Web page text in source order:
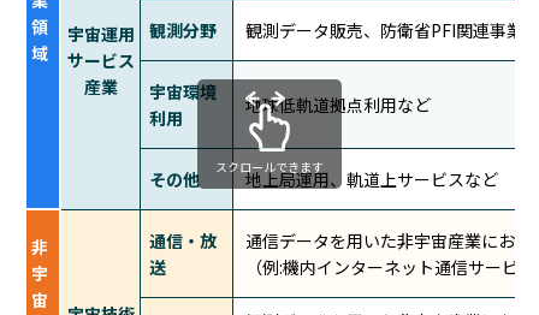
領
域
宇宙運用
サービス
産業
観測分野 観測データ販売、防衛省PFI関連事業
宇宙環境
利用
地球低軌道拠点利用など
その他 地上局運用、軌道上サービスなど
非
宇
宙
通信・放
送
通信データを用いた非宇宙産業におけ
（例:機内インターネット通信サービ
スクロールできます